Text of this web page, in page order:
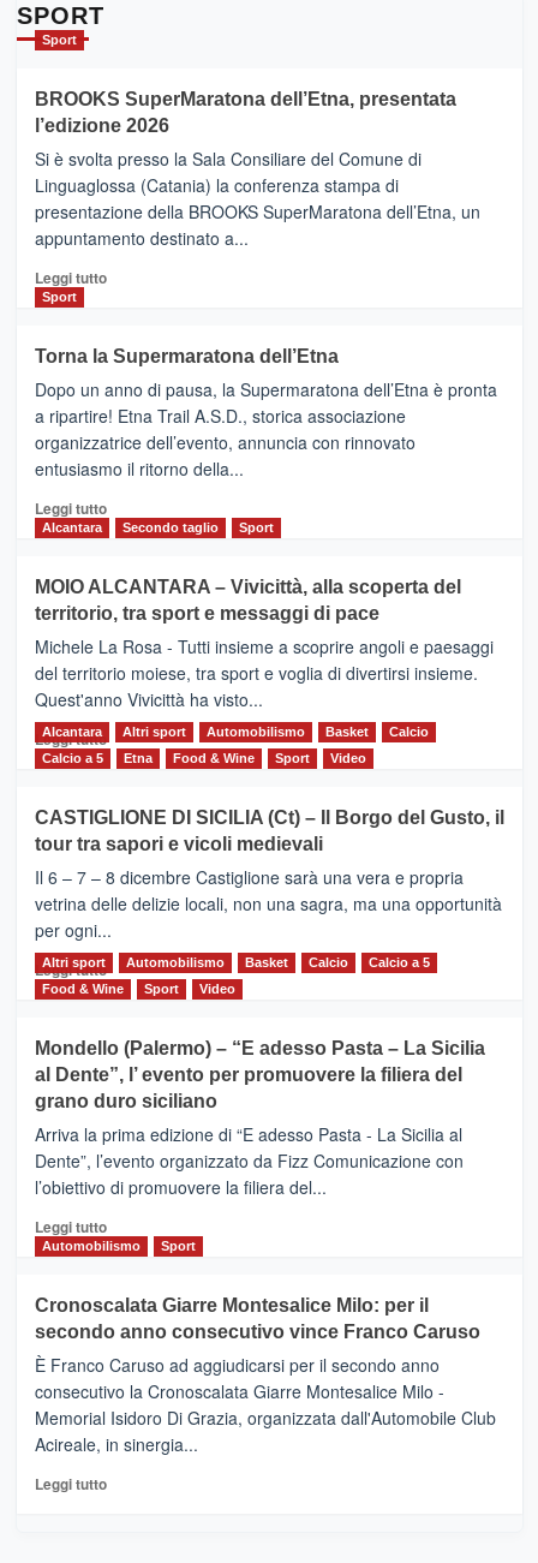
con
la
Al
via
i
collegamenti
SPORT
Sport
BROOKS SuperMaratona dell’Etna, presentata
l’edizione 2026
Si è svolta presso la Sala Consiliare del Comune di
Linguaglossa (Catania) la conferenza stampa di
presentazione della BROOKS SuperMaratona dell’Etna, un
appuntamento destinato a...
Leggi tuttoLeggi
BROOKS
SuperMaratona
dell’Etna,
presentata
l’edizione
2026
Sport
Torna la Supermaratona dell’Etna
Dopo un anno di pausa, la Supermaratona dell’Etna è pronta
a ripartire! Etna Trail A.S.D., storica associazione
organizzatrice dell’evento, annuncia con rinnovato
entusiasmo il ritorno della...
Leggi tuttoLeggi
Torna
la
Supermaratona
dell’Etna
Alcantara Secondo taglio Sport
MOIO ALCANTARA – Vivicittà, alla scoperta del
territorio, tra sport e messaggi di pace
Michele La Rosa - Tutti insieme a scoprire angoli e paesaggi
del territorio moiese, tra sport e voglia di divertirsi insieme.
Quest'anno Vivicittà ha visto...
Leggi tutto Leggi
MOIO
ALCANTARA
–
Vivicittà,
alla
scoperta
del
territorio,
e
messaggi
di
Alcantara Altri sport Automobilismo Basket
Calcio
Calcio a 5
Etna Food & Wine Sport Video
CASTIGLIONE DI SICILIA (Ct) – Il Borgo del Gusto, il
tour tra sapori e vicoli medievali
Il 6 – 7 – 8 dicembre Castiglione sarà una vera e propria
vetrina delle delizie locali, non una sagra, ma una opportunità
per ogni...
Leggi tuttoLeggi
di
CASTIGLIONE
DI
SICILIA
(Ct)
–
Il
Borgo
Gusto,
il
tra
sapori
vicoli
medievali
Altri sport Automobilismo Basket Calcio
Calcio a 5
Food & Wine
Sport Video
Mondello (Palermo) – “E adesso Pasta – La Sicilia
al Dente”, l’ evento per promuovere la filiera del
grano duro siciliano
Arriva la prima edizione di “E adesso Pasta - La Sicilia al
Dente”, l’evento organizzato da Fizz Comunicazione con
l’obiettivo di promuovere la filiera del...
Leggi tuttoLeggi
di
Mondello
(Palermo)
–
“E
adesso
Pasta
–
Sicilia
Automobilismo Sport
Cronoscalata Giarre Montesalice Milo: per il
secondo anno consecutivo vince Franco Caruso
È Franco Caruso ad aggiudicarsi per il secondo anno
consecutivo la Cronoscalata Giarre Montesalice Milo -
Memorial Isidoro Di Grazia, organizzata dall'Automobile Club
Acireale, in sinergia...
Leggi tuttoLeggi